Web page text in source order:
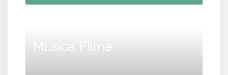
Música, Filme